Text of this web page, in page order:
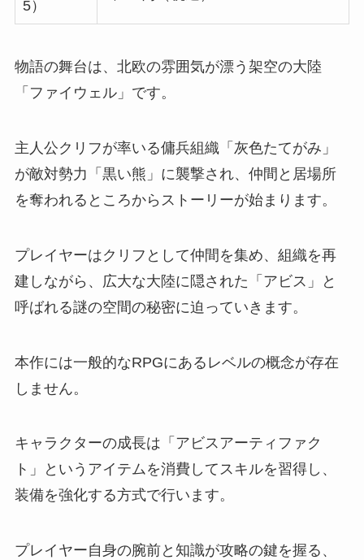
5）
物語の舞台は、北欧の雰囲気が漂う架空の大陸
「ファイウェル」です。
主人公クリフが率いる傭兵組織「灰色たてがみ」
が敵対勢力「黒い熊」に襲撃され、仲間と居場所
を奪われるところからストーリーが始まります。
プレイヤーはクリフとして仲間を集め、組織を再
建しながら、広大な大陸に隠された「アビス」と
呼ばれる謎の空間の秘密に迫っていきます。
本作には一般的なRPGにあるレベルの概念が存在
しません。
キャラクターの成長は「アビスアーティファク
ト」というアイテムを消費してスキルを習得し、
装備を強化する方式で行います。
プレイヤー自身の腕前と知識が攻略の鍵を握る、